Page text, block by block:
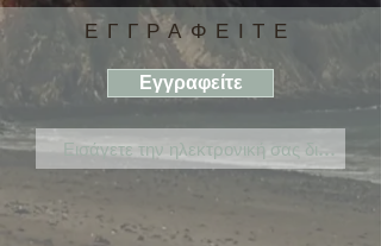
ΕΓΓΡΑΦΕΙΤΕ
Εγγραφείτε